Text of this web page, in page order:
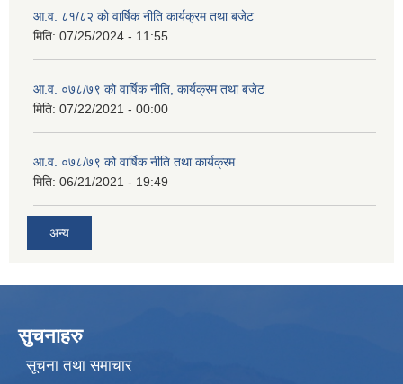
आ.व. ८१/८२ को वार्षिक नीति कार्यक्रम तथा बजेट
मिति: 07/25/2024 - 11:55
आ.व. ०७८/७९ को वार्षिक नीति, कार्यक्रम तथा बजेट
मिति: 07/22/2021 - 00:00
आ.व. ०७८/७९ को वार्षिक नीति तथा कार्यक्रम
मिति: 06/21/2021 - 19:49
अन्य
सुचनाहरु
सूचना तथा समाचार